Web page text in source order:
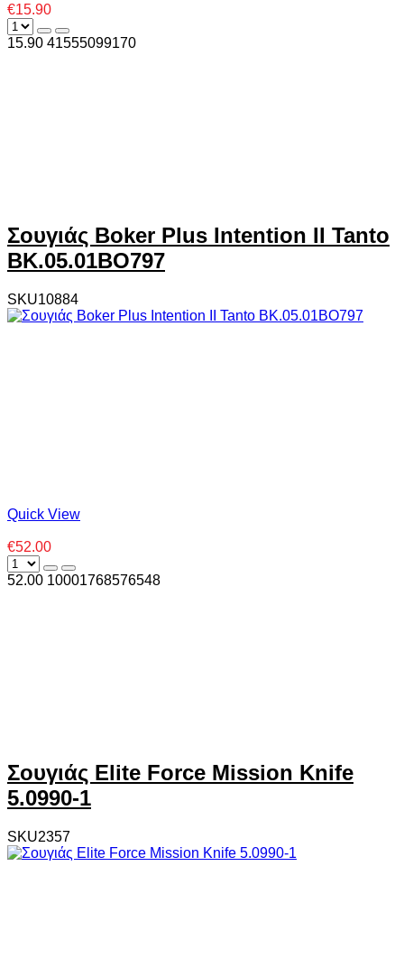
€15.90
15.90 41555099170
Σουγιάς Boker Plus Intention II Tanto
BK.05.01BO797
SKU10884
Quick View
€52.00
52.00 10001768576548
Σουγιάς Elite Force Mission Knife
5.0990-1
SKU2357